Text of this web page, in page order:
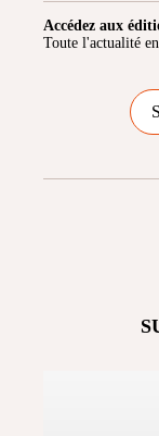
Accédez aux
Toute l'actualité